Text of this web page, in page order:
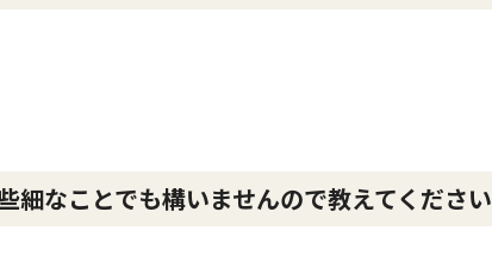
細なことでも構いませんので教えてください